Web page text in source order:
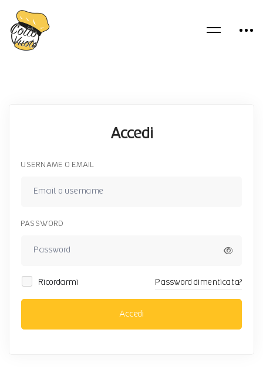
Accedi
USERNAME O EMAIL
PASSWORD
Ricordarmi Password dimenticata?
Accedi